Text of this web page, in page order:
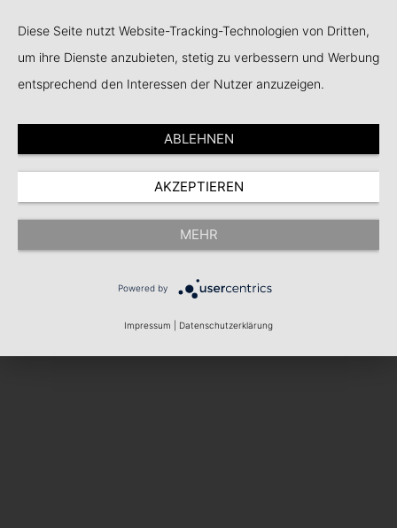
Home
Diese Seite nutzt Website-Tracking-Technologien von Dritten,
um ihre Dienste anzubieten, stetig zu verbessern und Werbung
entsprechend den Interessen der Nutzer anzuzeigen.
ABLEHNEN
AKZEPTIEREN
MEHR
Powered by
Impressum Datenschutzerklärung